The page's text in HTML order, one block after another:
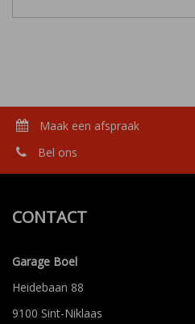
Maak een afspraak
Bel ons
CONTACT
Garage Boel
Heidebaan 88
9100 Sint-Niklaas